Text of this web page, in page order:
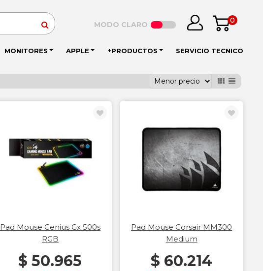
0
MODO CLARO
MONITORES APPLE +PRODUCTOS SERVICIO TECNICO
Pad Mouse Genius Gx 500s
RGB
$ 50.965
Pad Mouse Corsair MM300
Medium
$ 60.214